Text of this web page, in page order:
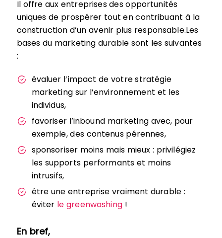
Il offre aux entreprises des opportunités
uniques de prospérer tout en contribuant à la
construction d’un avenir plus responsable.Les
bases du marketing durable sont les suivantes
:
évaluer l’impact de votre stratégie
marketing sur l’environnement et les
individus,
favoriser l’inbound marketing avec, pour
exemple, des contenus pérennes,
sponsoriser moins mais mieux : privilégiez
les supports performants et moins
intrusifs,
être une entreprise vraiment durable :
éviter le greenwashing!
En bref,